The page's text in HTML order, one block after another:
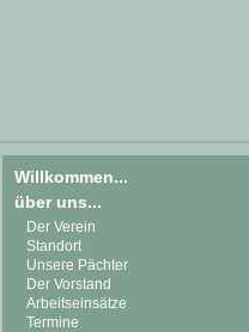
Willkommen...
über uns...
Der Verein
Standort
Unsere Pächter
Der Vorstand
Arbeitseinsätze
Termine